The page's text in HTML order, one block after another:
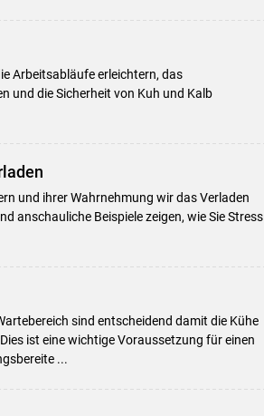
Arbeitsabläufe erleichtern, das
und die Sicherheit von Kuh und Kalb
und ihrer Wahrnehmung wir das Verladen
anschauliche Beispiele zeigen, wie Sie Stress
sind entscheidend damit die Kühe
ist eine wichtige Voraussetzung für einen
...